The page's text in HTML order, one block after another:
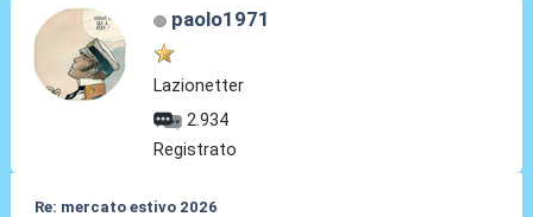
paolo1971
Lazionetter
2.934
Registrato
Re: mercato estivo 2026